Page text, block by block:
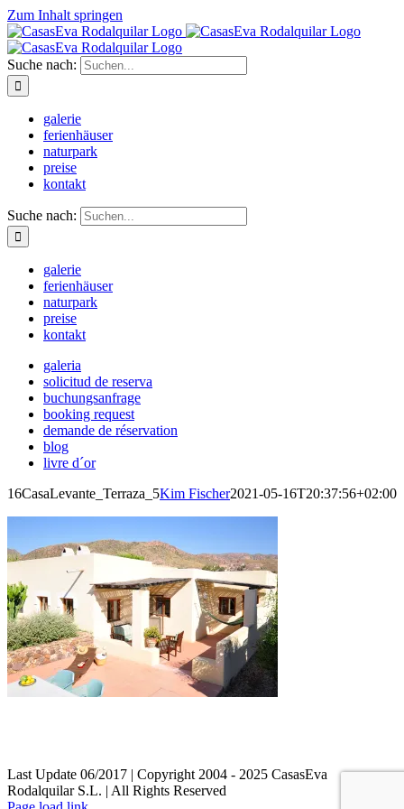
Zum Inhalt springen
Suche nach:
galerie
ferienhäuser
naturpark
preise
kontakt
Suche nach:
galerie
ferienhäuser
naturpark
preise
kontakt
galeria
solicitud de reserva
buchungsanfrage
booking request
demande de réservation
blog
livre d´or
16CasaLevante_Terraza_5Kim Fischer2021-05-16T20:37:56+02:00
Last Update 06/2017 | Copyright 2004 - 2025 CasasEva
Rodalquilar S.L. | All Rights Reserved